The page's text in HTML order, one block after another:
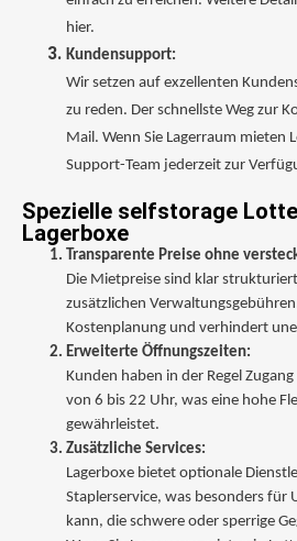
hier.
Kundensupport:
Wir setzen auf exzellenten
zu reden. Der schnellste Weg zur
Mail. Wenn Sie Lagerraum mieten
Support-Team jederzeit zur
Spezielle selfstorage
Lagerboxe
Transparente Preise ohne
Die Mietpreise sind klar
zusätzlichen
Kostenplanung und verhindert
Erweiterte Öffnungszeiten:
Kunden haben in der Regel
von 6 bis 22 Uhr, was eine hohe
gewährleistet.
Zusätzliche Services:
Lagerboxe bietet optionale
Staplerservice, was besonders für
kann, die schwere oder sperrige